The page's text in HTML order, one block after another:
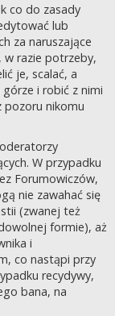
co do zasady
lub
za naruszające
w razie potrzeby,
je, scalać, a
i robić z nimi
pozoru nikomu
W przypadku
Forumowiczów,
nie zawahać się
(zwanej też
formie), aż
i
co nastąpi przy
recydywy,
bana, na